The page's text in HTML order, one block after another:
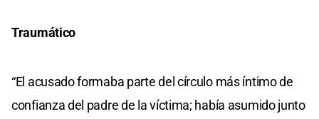
Traumático
“El acusado formaba parte del círculo más íntimo de
confianza del padre de la víctima; había asumido junto